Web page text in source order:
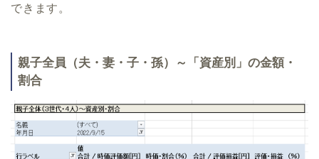
できます。
親子全員（夫・妻・子・孫）～「資産別」の金額・
割合